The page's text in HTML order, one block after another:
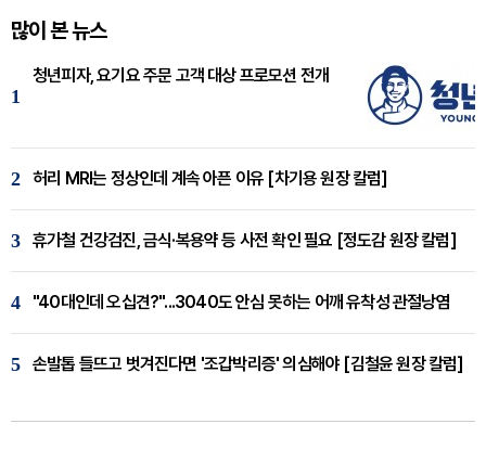
많이 본 뉴스
1
청년피자, 요기요 주문 고객 대상 프로모션 전개
2 허리 MRI는 정상인데 계속 아픈 이유 [차기용 원장 칼럼]
3 휴가철 건강검진, 금식·복용약 등 사전 확인 필요 [정도감 원장 칼럼]
4 "40대인데 오십견?"...3040도 안심 못하는 어깨 유착성 관절낭염
5 손발톱 들뜨고 벗겨진다면 '조갑박리증' 의심해야 [김철윤 원장 칼럼]